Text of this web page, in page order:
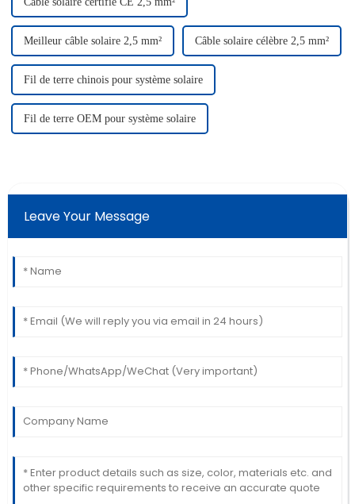
Meilleur câble solaire 2,5 mm² Câble solaire célèbre 2,5 mm²
Fil de terre chinois pour système solaire
Fil de terre OEM pour système solaire
Leave Your Message